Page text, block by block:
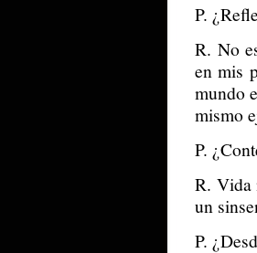
P.
R. No
en mis
mundo
mismo
P.
R. Vida
un
P.